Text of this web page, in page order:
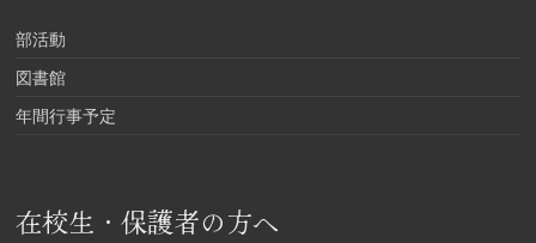
部活動
図書館
年間行事予定
在校生・保護者の方へ